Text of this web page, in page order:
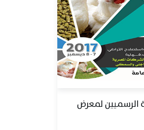
الرسميين لمعرض